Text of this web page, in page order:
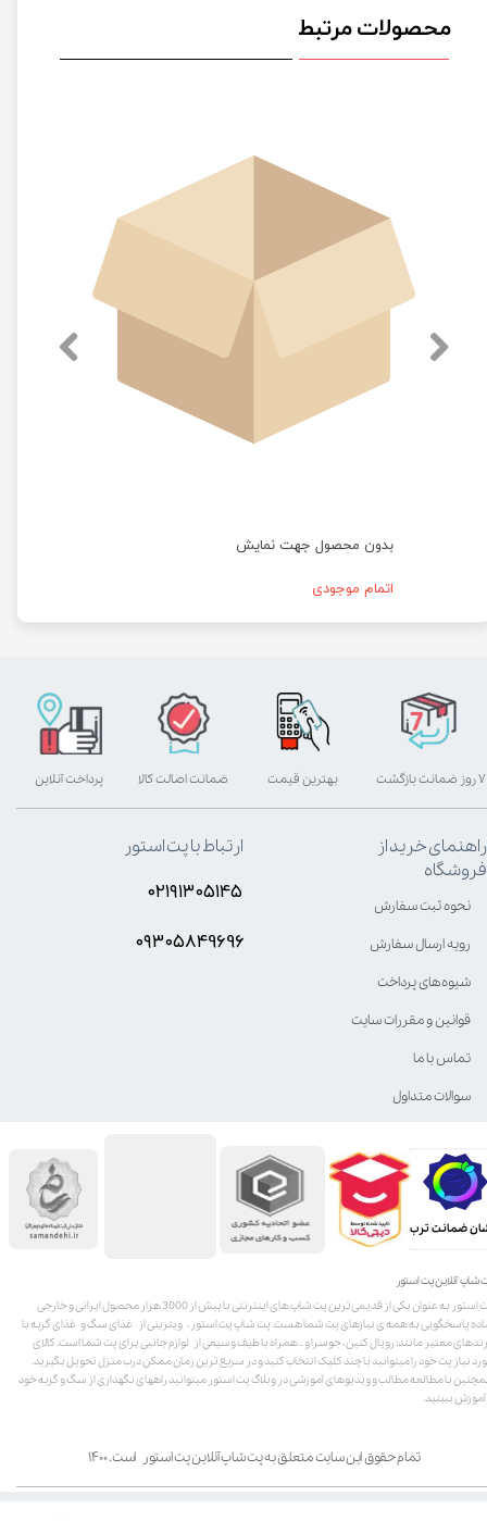
محصولات مرتبط
بدون محصول جهت نمایش
اتمام موجودی
شاپ آنلاین پت استور
پت استور به عنوان یکی از قدیمی‌ترین پت شاپ های اینترنتی با بیش از 3000 هزار محصول ایرانی و خارجی
پاسخگویی به همه ی نیازهای پت شما هست. پت شاپ پت استور، ویترینی از غذای سگ و غذای گربه با
معتبر مانند: رویال کنین، جوسرا و .. همراه با طیف وسیعی از لوازم جانبی برای پت شما است. کالای
نیاز پت خود را میتوانید با چند کلیک انتخاب کنید و در سریع ترین زمان ممکن درب منزل تحویل بگیرید.
با مطالعه مطالب و ویدیوهای آموزشی در وبلاگ پت استور میتوانید راههای نگهداری از سگ و گربه خود
آموزش ببینید.
تمام حقوق این سایت متعلق به پت شاپ آنلاین پت استور است. ۱۴۰۰
ضمانت ترب
بهترین قیمت پرداخت آنلاین ۷ روز ضمانت بازگشت ضمانت اصالت کالا
راهنمای خرید از
فروشگاه
نحوه ثبت سفارش
رویه ارسال سفارش
شیوه‌های پرداخت
قوانین و مقررات سایت
تماس با ما
سوالات متداول
ارتباط با پت استور
۰۲۱۹۱۳۰۵۱۴۵
۰۹۳۰۵8۴9696